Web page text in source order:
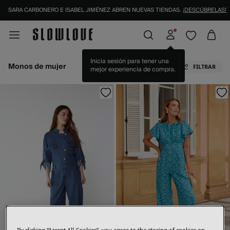
IDENTIFÍCATE COMO SOCIO Y DISFRUTA DE TODAS TUS VENTAJAS |INICIAR
Monos de mujer FILTRAR